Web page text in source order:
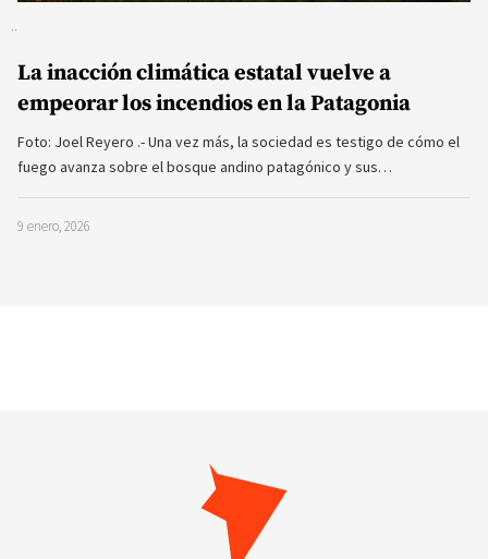
La inacción climática estatal vuelve a
empeorar los incendios en la Patagonia
Foto: Joel Reyero .- Una vez más, la sociedad es testigo de cómo el
fuego avanza sobre el bosque andino patagónico y sus…
9 enero, 2026